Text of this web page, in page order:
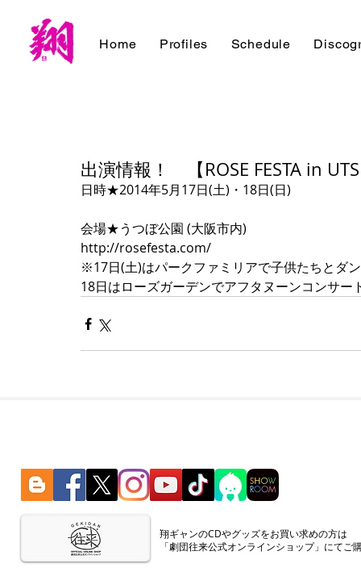
Home Profiles Schedule
出演情報！ 【ROSE FESTA in
日時★2014年5月17日(土)・18日(日)
会場★うつぼ公園 (大阪市内)
http://rosefesta.com/
※17日(土)はパークファミリアで子供たちとダ
18日はローズガーデンでアフタヌーンコンサ
​翔ギャンのCDやグッズをお買い求めの方は
「劇団往来公式オンラインショップ」にてご